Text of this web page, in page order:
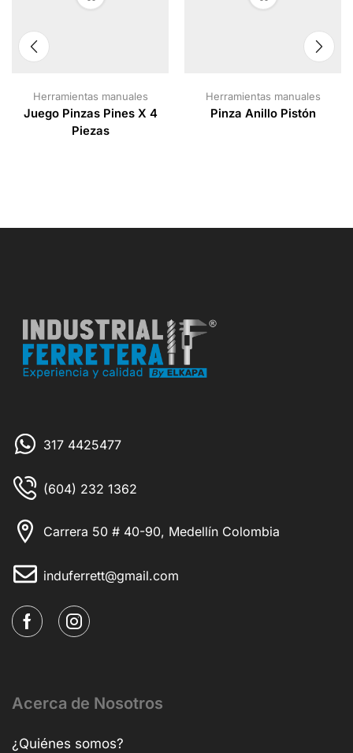
Herramientas manuales
Juego Pinzas Pines X 4
Piezas
Herramientas manuales
Pinza Anillo Pistón
317 4425477
(604) 232 1362
Carrera 50 # 40-90, Medellín Colombia
induferrett@gmail.com
Acerca de Nosotros
¿Quiénes somos?